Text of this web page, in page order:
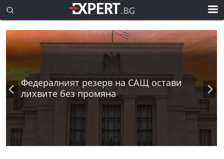
Федералният резерв на САЩ остави
лихвите без промяна